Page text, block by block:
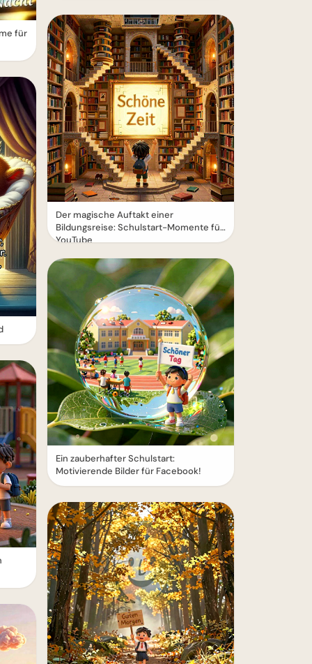
für
Der magische Auftakt einer
Bildungsreise: Schulstart-Momente für
YouTube
Ein zauberhafter Schulstart:
Motivierende Bilder für Facebook!